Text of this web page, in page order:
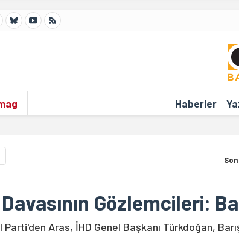
Haberler
Gözlemcileri:
Parti'den Aras, İHD Genel Başkanı Türkdoğan,